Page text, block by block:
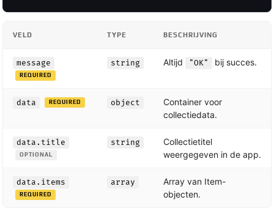
VELD TYPE BESCHRIJVING
message
REQUIRED
string Altijd "OK" bij succes.
data REQUIRED object
Container voor
collectiedata.
data.title
OPTIONAL
string
Collectietitel
weergegeven in de app.
data.items
REQUIRED
array
Array van Item-
objecten.